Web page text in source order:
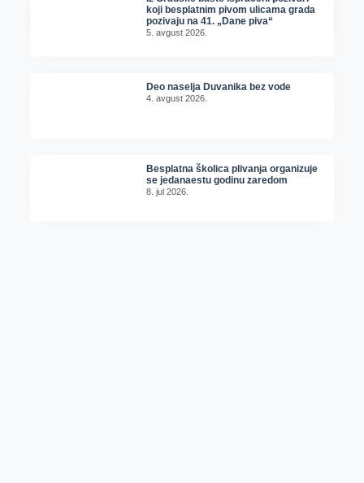
koji besplatnim pivom ulicama grada
pozivaju na 41. „Dane piva“
5. avgust 2026.
Deo naselja Duvanika bez vode
4. avgust 2026.
Besplatna školica plivanja organizuje
se jedanaestu godinu zaredom
8. jul 2026.